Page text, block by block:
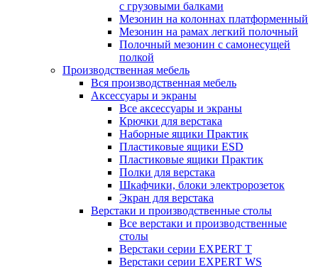
с грузовыми балками
Мезонин на колоннах платформенный
Мезонин на рамах легкий полочный
Полочный мезонин с самонесущей
полкой
Производственная мебель
Вся производственная мебель
Аксессуары и экраны
Все аксессуары и экраны
Крючки для верстака
Наборные ящики Практик
Пластиковые ящики ESD
Пластиковые ящики Практик
Полки для верстака
Шкафчики, блоки электророзеток
Экран для верстака
Верстаки и производственные столы
Все верстаки и производственные
столы
Верстаки серии EXPERT T
Верстаки серии EXPERT WS